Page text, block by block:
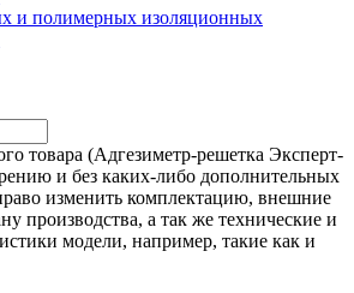
и полимерных изоляционных
товара (Адгезиметр-решетка Эксперт-
и без каких-либо дополнительных
изменить комплектацию, внешние
производства, а так же технические и
модели, например, такие как и